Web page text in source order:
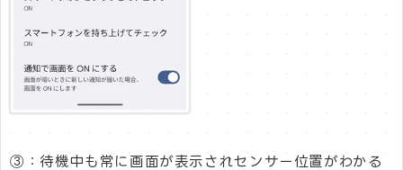
③：待機中も常に画面が表示されセンサー位置がわかる